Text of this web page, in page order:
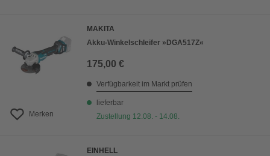
Merken
MAKITA
Akku-Winkelschleifer »DGA517Z«
175,00 €
Verfügbarkeit im Markt prüfen
lieferbar
Zustellung 12.08. - 14.08.
EINHELL